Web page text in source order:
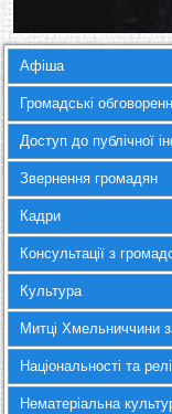
Афіша
Громадські
Доступ до публічної
Звернення громадян
Кадри
Консультації з
Культура
Митці Хмельниччини
Національності та
Нематеріальна